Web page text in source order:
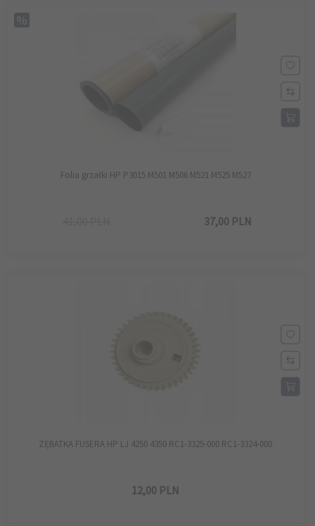
Folia grzałki HP P3015 M501 M506 M521 M525 M527
37,00 PLN
ZĘBATKA FUSERA HP LJ 4250 4350 RC1-3325-000 RC1-3324-000
12,00 PLN